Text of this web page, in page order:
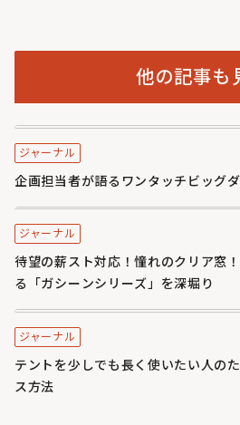
他の記事も
ジャーナル
企画担当者が語るワンタッチビッグ
ジャーナル
待望の薪スト対応！憧れのクリア窓
る「ガシーンシリーズ」を深堀り
ジャーナル
テントを少しでも長く使いたい人の
ス方法